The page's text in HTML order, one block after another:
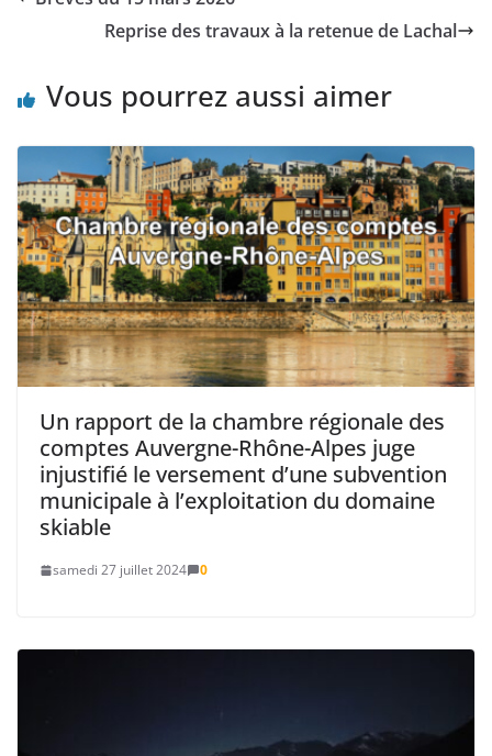
Reprise des travaux à la retenue de Lachal
Vous pourrez aussi aimer
Un rapport de la chambre régionale des
comptes Auvergne-Rhône-Alpes juge
injustifié le versement d’une subvention
municipale à l’exploitation du domaine
skiable
samedi 27 juillet 2024 0